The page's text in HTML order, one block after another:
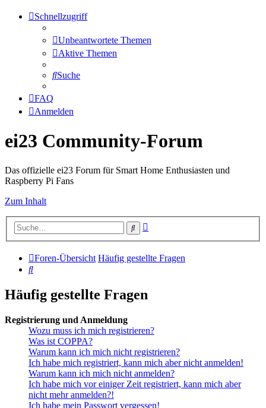
Schnellzugriff
Unbeantwortete Themen
Aktive Themen
Suche
FAQ
Anmelden
ei23 Community-Forum
Das offizielle ei23 Forum für Smart Home Enthusiasten und
Raspberry Pi Fans
Zum Inhalt
Suche
Foren-Übersicht Häufig gestellte Fragen
Suche
Häufig gestellte Fragen
Registrierung und Anmeldung
Wozu muss ich mich registrieren?
Was ist COPPA?
Warum kann ich mich nicht registrieren?
Ich habe mich registriert, kann mich aber nicht anmelden!
Warum kann ich mich nicht anmelden?
Ich habe mich vor einiger Zeit registriert, kann mich aber
nicht mehr anmelden?!
Ich habe mein Passwort vergessen!